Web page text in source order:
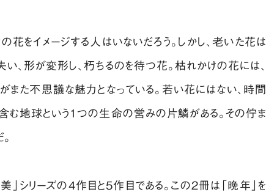
をイメージする人はいないだろう。しかし、老いた花は
、形が変形し、朽ちるのを待つ花。枯れかけの花には、
また不思議な魅力となっている。若い花にはない、時間
含む地球という1つの生命の営みの片鱗がある。その佇ま
シリーズの4作目と5作目である。この2冊は「晩年」を